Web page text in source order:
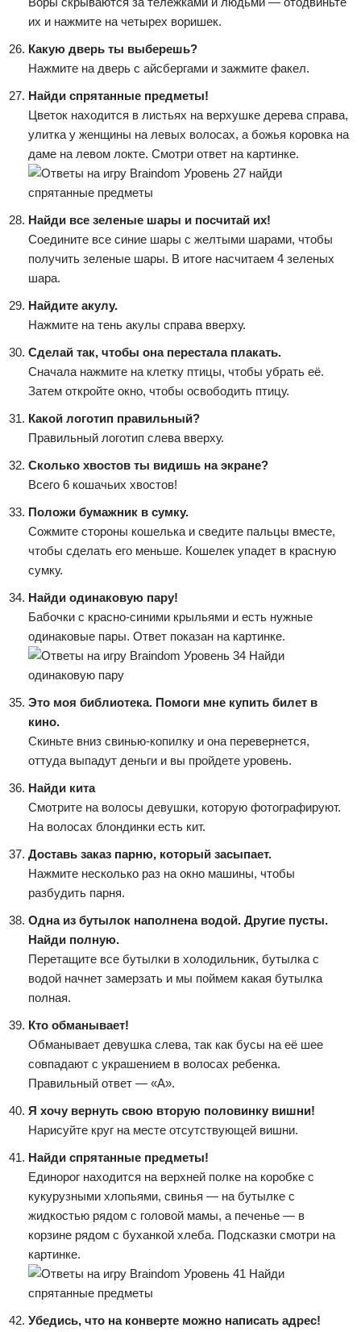
их и нажмите на четырех воришек.
Какую дверь ты выберешь?
Нажмите на дверь с айсбергами и зажмите факел.
Найди спрятанные предметы!
Цветок находится в листьях на верхушке дерева справа,
улитка у женщины на левых волосах, а божья коровка на
даме на левом локте. Смотри ответ на картинке.
Найди все зеленые шары и посчитай их!
Соедините все синие шары с желтыми шарами, чтобы
получить зеленые шары. В итоге насчитаем 4 зеленых
шара.
Найдите акулу.
Нажмите на тень акулы справа вверху.
Сделай так, чтобы она перестала плакать.
Сначала нажмите на клетку птицы, чтобы убрать её.
Затем откройте окно, чтобы освободить птицу.
Какой логотип правильный?
Правильный логотип слева вверху.
Сколько хвостов ты видишь на экране?
Всего 6 кошачьих хвостов!
Положи бумажник в сумку.
Сожмите стороны кошелька и сведите пальцы вместе,
чтобы сделать его меньше. Кошелек упадет в красную
сумку.
Найди одинаковую пару!
Бабочки с красно-синими крыльями и есть нужные
одинаковые пары. Ответ показан на картинке.
Это моя библиотека. Помоги мне купить билет в
кино.
Скиньте вниз свинью-копилку и она перевернется,
оттуда выпадут деньги и вы пройдете уровень.
Найди кита
Смотрите на волосы девушки, которую фотографируют.
На волосах блондинки есть кит.
Доставь заказ парню, который засыпает.
Нажмите несколько раз на окно машины, чтобы
разбудить парня.
Одна из бутылок наполнена водой. Другие пусты.
Найди полную.
Перетащите все бутылки в холодильник, бутылка с
водой начнет замерзать и мы поймем какая бутылка
полная.
Кто обманывает!
Обманывает девушка слева, так как бусы на её шее
совпадают с украшением в волосах ребенка.
Правильный ответ — «А».
Я хочу вернуть свою вторую половинку вишни!
Нарисуйте круг на месте отсутствующей вишни.
Найди спрятанные предметы!
Единорог находится на верхней полке на коробке с
кукурузными хлопьями, свинья — на бутылке с
жидкостью рядом с головой мамы, а печенье — в
корзине рядом с буханкой хлеба. Подсказки смотри на
картинке.
Убедись, что на конверте можно написать адрес!